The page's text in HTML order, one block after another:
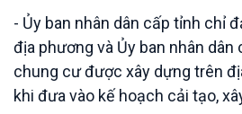
- Ủy ban nhân dân cấp tỉnh chỉ
địa phương và Ủy ban nhân
chung cư được xây dựng trên
khi đưa vào kế hoạch cải tạo,